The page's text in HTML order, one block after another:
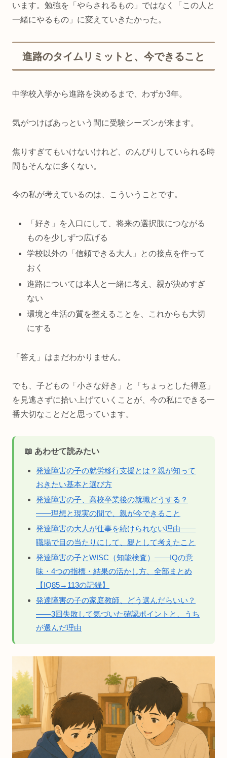
います。勉強を「やらされるもの」ではなく「この人と
一緒にやるもの」に変えていきたかった。
進路のタイムリミットと、今できること
中学校入学から進路を決めるまで、わずか3年。
気がつけばあっという間に受験シーズンが来ます。
焦りすぎてもいけないけれど、のんびりしていられる時
間もそんなに多くない。
今の私が考えているのは、こういうことです。
「好き」を入口にして、将来の選択肢につながる
ものを少しずつ広げる
学校以外の「信頼できる大人」との接点を作って
おく
進路については本人と一緒に考え、親が決めすぎ
ない
環境と生活の質を整えることを、これからも大切
にする
「答え」はまだわかりません。
でも、子どもの「小さな好き」と「ちょっとした得意」
を見逃さずに拾い上げていくことが、今の私にできる一
番大切なことだと思っています。
📖 あわせて読みたい
発達障害の子の就労移行支援とは？親が知って
おきたい基本と選び方
発達障害の子、高校卒業後の就職どうする？
——理想と現実の間で、親が今できること
発達障害の大人が仕事を続けられない理由——
職場で目の当たりにして、親として考えたこと
発達障害の子とWISC（知能検査）——IQの意
味・4つの指標・結果の活かし方、全部まとめ
【IQ85→113の記録】
発達障害の子の家庭教師、どう選んだらいい？
——3回失敗して気づいた確認ポイントと、うち
が選んだ理由